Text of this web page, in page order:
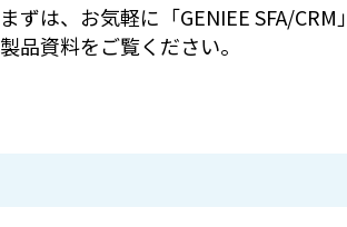
まずは、お気軽に「GENIEE SFA/CRM
製品資料をご覧ください。